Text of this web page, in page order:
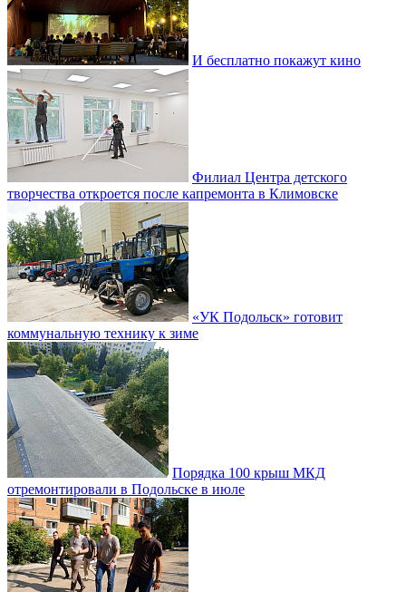
И бесплатно покажут кино
Филиал Центра детского
творчества откроется после капремонта в Климовске
«УК Подольск» готовит
коммунальную технику к зиме
Порядка 100 крыш МКД
отремонтировали в Подольске в июле